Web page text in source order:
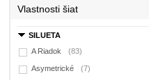
Vlastnosti šiat
SILUETA
A Riadok
(83)
Asymetrické (7)